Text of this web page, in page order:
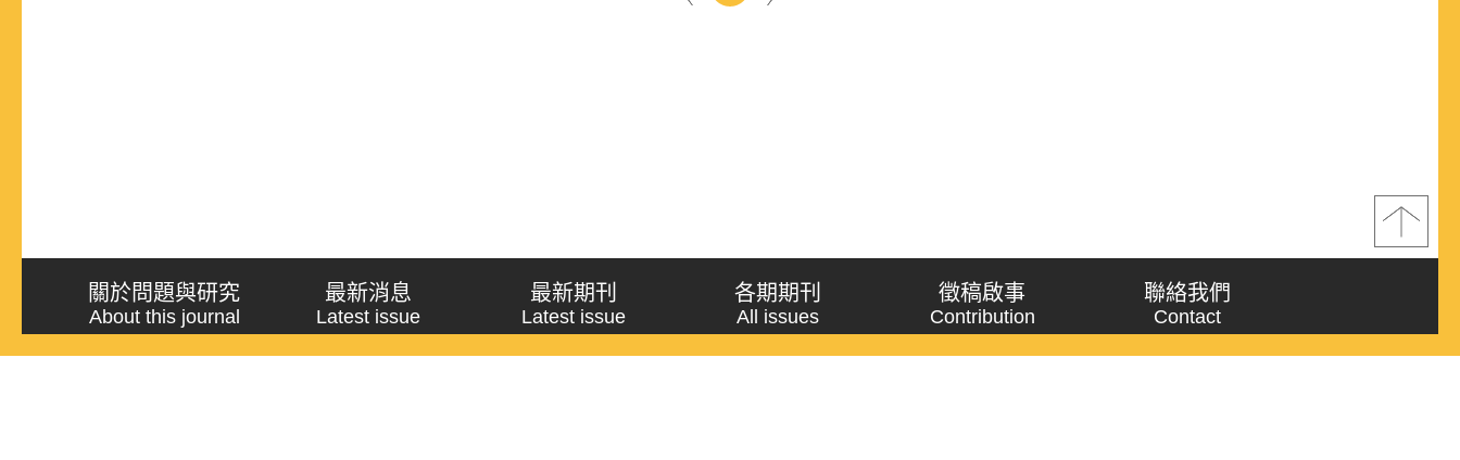
關於問題與研究
About this journal
最新消息
Latest issue
最新期刊
Latest issue
各期期刊
All issues
徵稿啟事
Contribution
聯絡我們
Contact